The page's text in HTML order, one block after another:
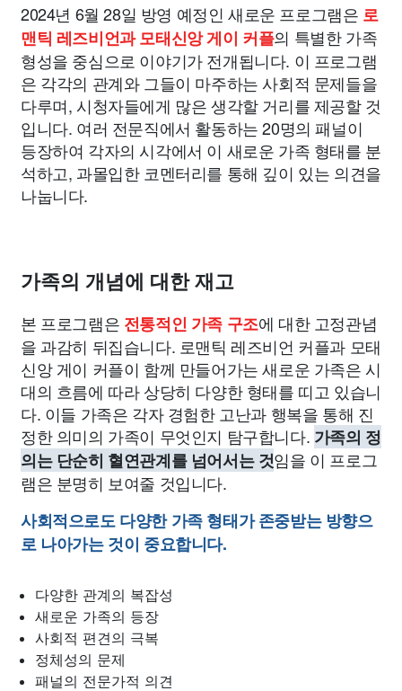
2024년 6월 28일 방영 예정인 새로운 프로그램은 로
맨틱 레즈비언과 모태신앙 게이 커플의 특별한 가족
형성을 중심으로 이야기가 전개됩니다. 이 프로그램
은 각각의 관계와 그들이 마주하는 사회적 문제들을
다루며, 시청자들에게 많은 생각할 거리를 제공할 것
입니다. 여러 전문직에서 활동하는 20명의 패널이
등장하여 각자의 시각에서 이 새로운 가족 형태를 분
석하고, 과몰입한 코멘터리를 통해 깊이 있는 의견을
나눕니다.
가족의 개념에 대한 재고
본 프로그램은 전통적인 가족 구조에 대한 고정관념
을 과감히 뒤집습니다. 로맨틱 레즈비언 커플과 모태
신앙 게이 커플이 함께 만들어가는 새로운 가족은 시
대의 흐름에 따라 상당히 다양한 형태를 띠고 있습니
다. 이들 가족은 각자 경험한 고난과 행복을 통해 진
정한 의미의 가족이 무엇인지 탐구합니다. 가족의 정
의는 단순히 혈연관계를 넘어서는 것임을 이 프로그
램은 분명히 보여줄 것입니다.
사회적으로도 다양한 가족 형태가 존중받는 방향으
로 나아가는 것이 중요합니다.
다양한 관계의 복잡성
새로운 가족의 등장
사회적 편견의 극복
정체성의 문제
패널의 전문가적 의견